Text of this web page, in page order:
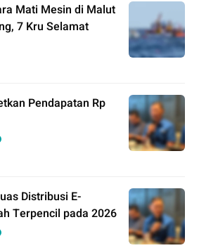
Mati Mesin di Malut
7 Kru Selamat
Pendapatan Rp
Distribusi E-
Terpencil pada 2026